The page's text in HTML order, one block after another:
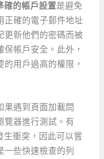
確的帳戶設置是避免
正確的電子郵件地址
更新他們的密碼而被
帳戶安全。此外，
用戶過高的權限，
果遇到頁面加載問
覽器進行測試。有
衝突，因此可以嘗
些快速檢查的列